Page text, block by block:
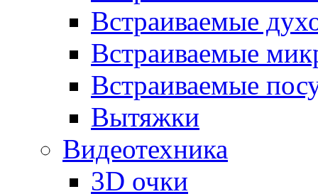
Встраиваемые
Встраиваемые
Встраиваемые
Вытяжки
Видеотехника
3D очки